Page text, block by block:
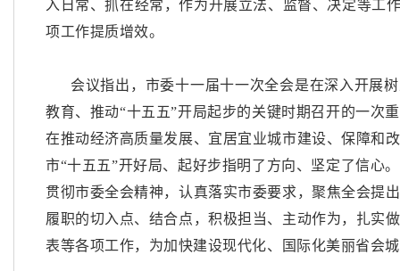
入日常、抓在经常，作为开展立法、监督、决定等工
项工作提质增效。
会议指出，市委十一届十一次全会是在深入开展
教育、推动“十五五”开局起步的关键时期召开的一次
在推动经济高质量发展、宜居宜业城市建设、保障和
市“十五五”开好局、起好步指明了方向、坚定了信心
贯彻市委全会精神，认真落实市委要求，聚焦全会提
履职的切入点、结合点，积极担当、主动作为，扎实
表等各项工作，为加快建设现代化、国际化美丽省会